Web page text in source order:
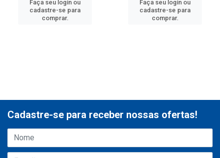
Faça seu login ou
cadastre-se para
comprar.
Faça seu login ou
cadastre-se para
comprar.
Cadastre-se para receber nossas ofertas!